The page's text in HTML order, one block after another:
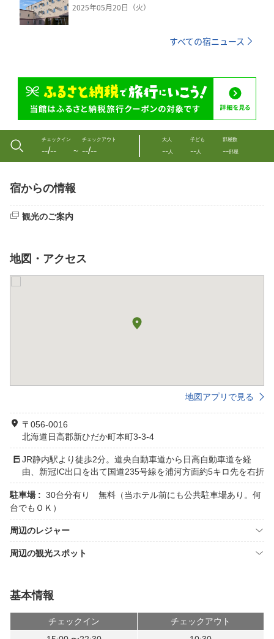
2025年05月20日（火）
すべての宿ニュース
チェックイン
--/-- 〜
チェックアウト
--/--
大人
--人
子ども
--人
部屋数
--部屋
宿からの情報
観光のご案内
地図・アクセス
地図アプリで見る
〒056-0016
北海道日高郡新ひだか町本町3-3-4
JR静内駅より徒歩2分。道央自動車道から日高自動車道を経
由、新冠IC出口を出て国道235号線を浦河方面約5キロ先を右折
駐車場 : 30台分有り 無料（当ホテル前にも公共駐車場あり。何
台でもＯＫ）
周辺のレジャー
周辺の観光スポット
基本情報
チェックイン
チェックアウト